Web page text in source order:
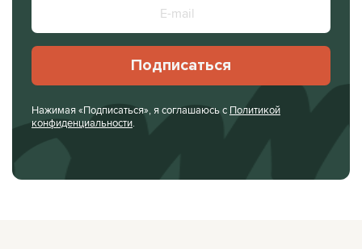
Подписаться
Нажимая «Подписаться», я соглашаюсь с Политикой
конфиденциальности.